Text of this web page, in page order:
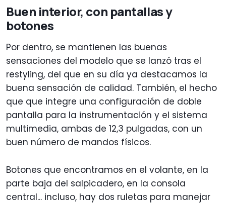
Buen interior, con pantallas y
botones
Por dentro, se mantienen las buenas
sensaciones del modelo que se lanzó tras el
restyling, del que en su día ya destacamos la
buena sensación de calidad. También, el hecho
que que integre una configuración de doble
pantalla para la instrumentación y el sistema
multimedia, ambas de 12,3 pulgadas, con un
buen número de mandos físicos.
Botones que encontramos en el volante, en la
parte baja del salpicadero, en la consola
central... incluso, hay dos ruletas para manejar